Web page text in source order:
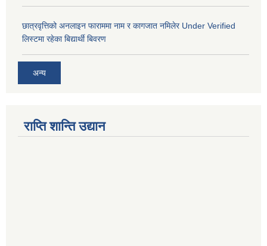
छात्रवृत्तिको अनलाइन फाराममा नाम र कागजात नमिलेर Under Verified
लिस्टमा रहेका बिद्यार्थी बिवरण
अन्य
राप्ति शान्ति उद्यान